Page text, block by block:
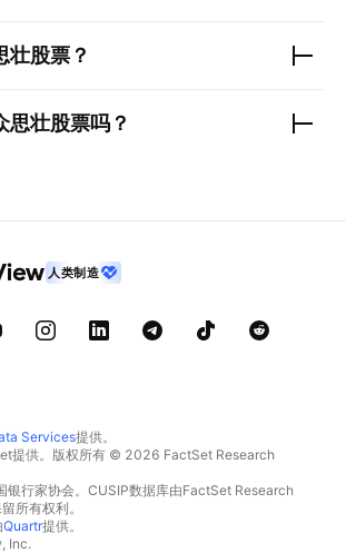
壮股票？
思壮股票吗？
人类制造
Services提供。
提供。版权所有 © 2026 FactSet Research
行家协会。CUSIP数据库由FactSet Research
所有权利。
Quartr提供。
Inc.